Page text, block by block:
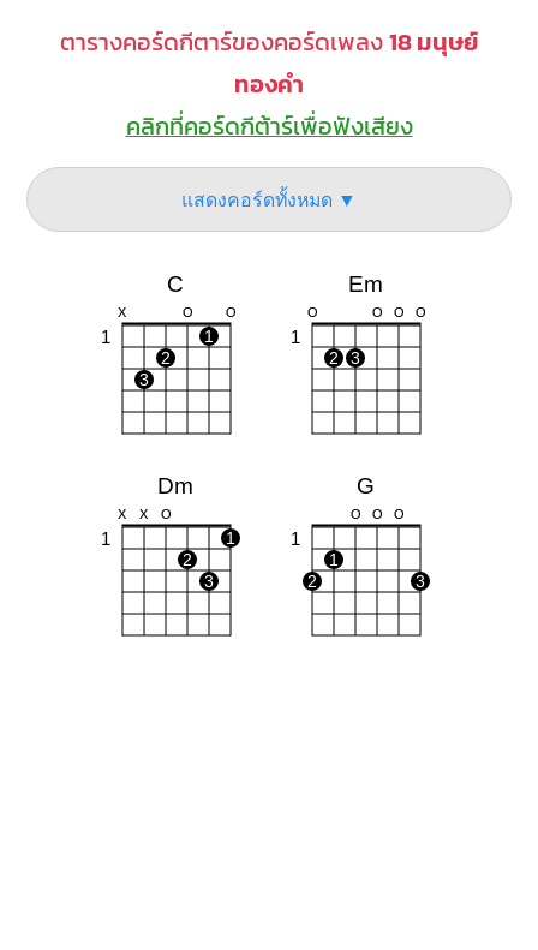
ตารางคอร์ดกีตาร์ของคอร์ดเพลง18 มนุษย์
ทองคำ
คลิกที่คอร์ดกีต้าร์เพื่อฟังเสียง
แสดงคอร์ดทั้งหมด ▼
C
X O O
1
1
2
3
Em
O O O O
1
2 3
Dm
X X O
1
1
2
3
G
O O O
1
1
2
3